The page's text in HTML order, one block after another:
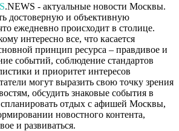
.NEWS - актуальные новости Москвы.
достоверную и объективную
ежедневно происходит в столице.
интересно все, что касается
принцип ресурса – правдивое и
событий, соблюдение стандартов
и приоритет интересов
могут выразить свою точку зрения
обсудить знаковые события в
спланировать отдых с афишей Москвы,
новостного контента,
и развиваться.